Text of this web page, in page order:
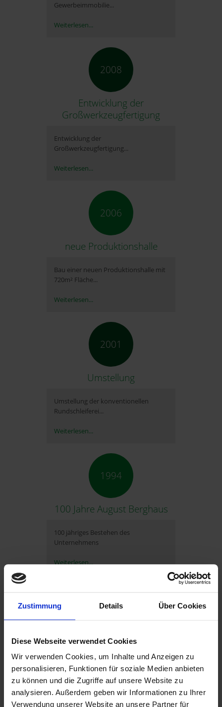
Zustimmung Details Über Cookies
Diese Webseite verwendet Cookies
Wir verwenden Cookies, um Inhalte und Anzeigen zu
personalisieren, Funktionen für soziale Medien anbieten
zu können und die Zugriffe auf unsere Website zu
analysieren. Außerdem geben wir Informationen zu Ihrer
Verwendung unserer Website an unsere Partner für
Gewerbeimmobilie...
Weiterlesen...
2008
Entwicklung der
Großwerkzeugfertigung
Entwicklung der
Großwerkzeugfertigung...
Weiterlesen...
2006
neue Produktionshalle
Bau einer neuen Produktionshalle mit
720m² Fläche...
Weiterlesen...
2001
Umstellung
Umstellung der konventionellen
Rundschleiferei...
Weiterlesen...
1994
100 Jahre August Berghaus
100 jähriges Bestehen des
Unternehmens
Weiterlesen...
1983
CNC-gesteuerte Fertigung
...auf eine CNC-gesteuerte Fertigung.
Die Umstellung beginnt in der
Dreherei...
Weiterlesen...